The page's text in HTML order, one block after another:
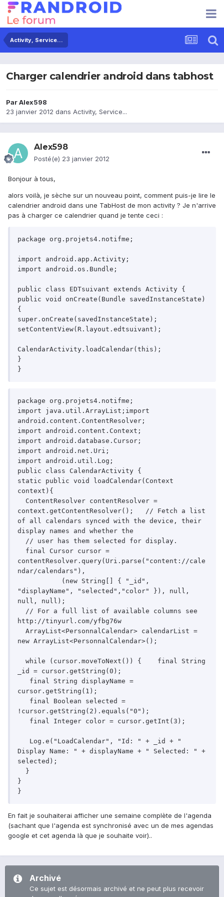
Activity, Service...
Charger calendrier android dans tabhost
ParAlex598
23 janvier 2012 dans Activity, Service...
Alex598
Posté(e) 23 janvier 2012
Bonjour à tous,
alors voilà, je sèche sur un nouveau point, comment puis-je lire le
calendrier android dans une TabHost de mon activity ? Je n'arrive
pas à charger ce calendrier quand je tente ceci :
package org.projets4.notifme;
import android.app.Activity;
import android.os.Bundle;
public class EDTsuivant extends Activity {
public void onCreate(Bundle savedInstanceState)
{
super.onCreate(savedInstanceState);
setContentView(R.layout.edtsuivant);
CalendarActivity.loadCalendar(this);
}
}
package org.projets4.notifme;
import java.util.ArrayList;import
android.content.ContentResolver;
import android.content.Context;
import android.database.Cursor;
import android.net.Uri;
import android.util.Log;
public class CalendarActivity {
static public void loadCalendar(Context
context){
context.getContentResolver();   // Fetch a list
of all calendars synced with the device, their
display names and whether the
contentResolver.query(Uri.parse("content://cale
ndar/calendars"),
"displayName", "selected","color" }), null,
null, null);
http://tinyurl.com/yfbg76w
new ArrayList<PersonnalCalendar>();
_id = cursor.getString(0);
cursor.getString(1);
!cursor.getString(2).equals("0");
Display Name: " + displayName + " Selected: " +
selected);
}
En fait je souhaiterai afficher une semaine complète de l'agenda
(sachant que l'agenda est synchronisé avec un de mes agendas
google et cet agenda là que je souhaite voir)..
Archivé
Ce sujet est désormais archivé et ne peut plus recevoir